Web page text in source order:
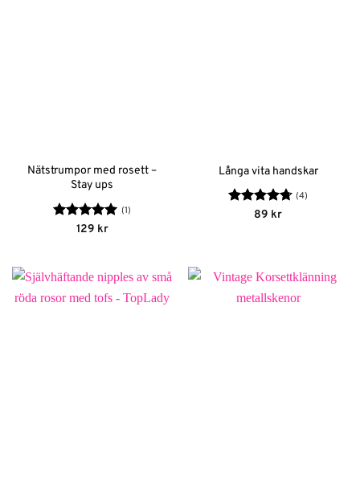
Nätstrumpor med rosett –
Stay ups
Betygsatt5
(1)
129 kr
Långa vita handskar
Betygsatt
(4)
89 kr